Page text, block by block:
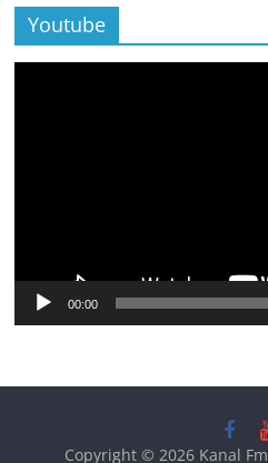
Youtube
00:00
Copyright © 2026 Kanal Fm